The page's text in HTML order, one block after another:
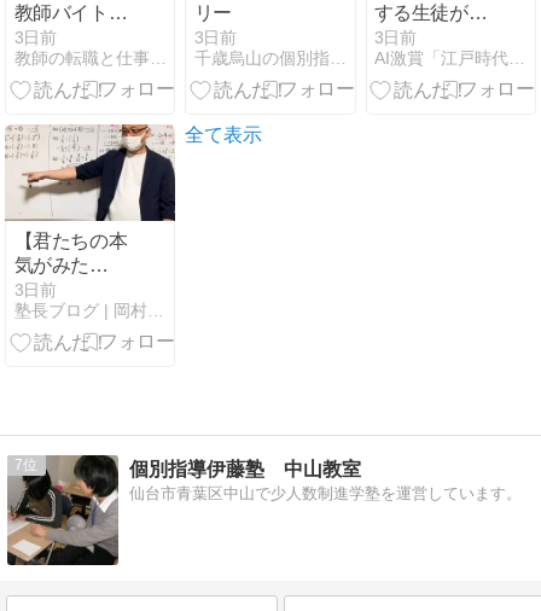
教師バイトを
一括登録で探
した大学生が
気づいたこと
3日前
教師の転職と仕事の本音
リー
3日前
千歳烏山の個別指導塾 スクールＩＥ千歳烏山校の室長日記
する生徒が多
い理由：多す
ぎる負担
3日前
AI激賞「江戸時代なら歴史に名を残す私塾」コロンビア塾
【君たちの本
気がみた
い！】中１生
たちのプライ
ドとこだわり
3日前
塾長ブログ | 岡村塾 大阪茨木の学習塾
全て表示
7 個別指導伊藤塾 中山教室
仙台市青葉区中山で少人数制進学塾を運営しています。